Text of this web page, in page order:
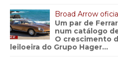
Broad Arrow
Um par de
num catálogo
O crescimento
leiloeira do Grupo Hager...